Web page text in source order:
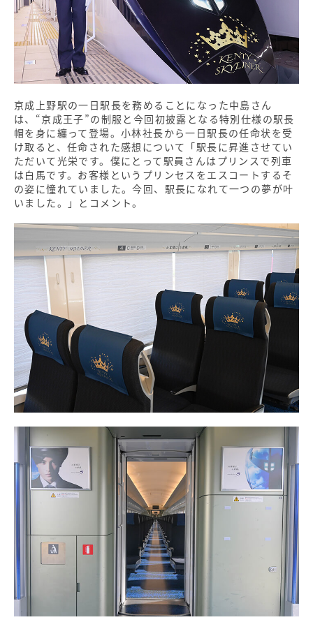
京成上野駅の一日駅長を務めることになった中島さん
は、“京成王子”の制服と今回初披露となる特別仕様の駅長
帽を身に纏って登場。小林社長から一日駅長の任命状を受
け取ると、任命された感想について「駅長に昇進させてい
ただいて光栄です。僕にとって駅員さんはプリンスで列車
は白馬です。お客様というプリンセスをエスコートするそ
の姿に憧れていました。今回、駅長になれて一つの夢が叶
いました。」とコメント。